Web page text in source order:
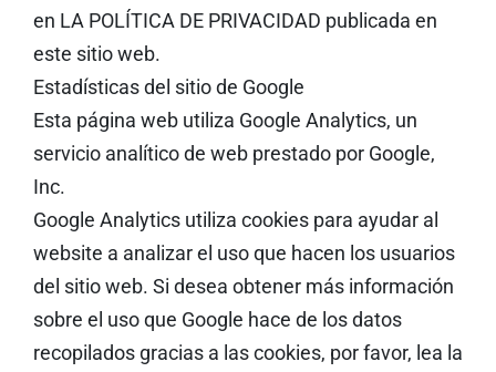
en LA POLÍTICA DE PRIVACIDAD publicada en
este sitio web.
Estadísticas del sitio de Google
Esta página web utiliza Google Analytics, un
servicio analítico de web prestado por Google,
Inc.
Google Analytics utiliza cookies para ayudar al
website a analizar el uso que hacen los usuarios
del sitio web. Si desea obtener más información
sobre el uso que Google hace de los datos
recopilados gracias a las cookies, por favor, lea la